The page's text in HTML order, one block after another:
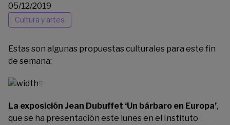
05/12/2019
Cultura y artes
Estas son algunas propuestas culturales para este fin
de semana:
La exposición Jean Dubuffet ‘Un bárbaro en Europa’,
que se ha presentación este lunes en el Instituto